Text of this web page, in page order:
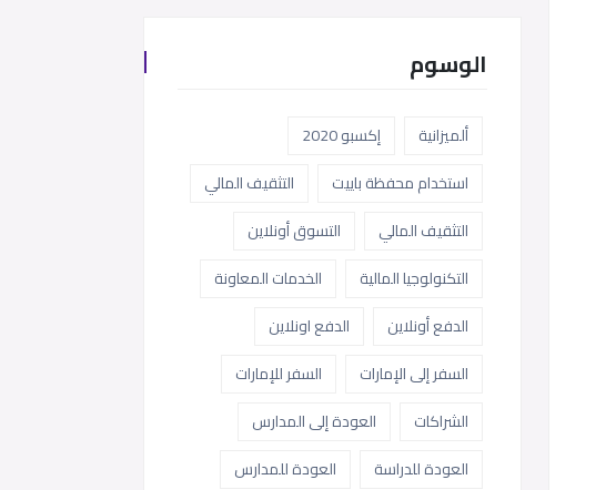
الوسوم
ألميزانية
إكسبو 2020
استخدام محفظة باييت
التثقيف المالي
التثقيف المالي
التسوق أونلاين
التكنولوجيا المالية
الخدمات المعاونة
الدفع أونلاين
الدفع اونلاين
السفر إلى الإمارات
السفر للإمارات
الشراكات
العودة إلى المدارس
العودة للدراسة
العودة للمدارس